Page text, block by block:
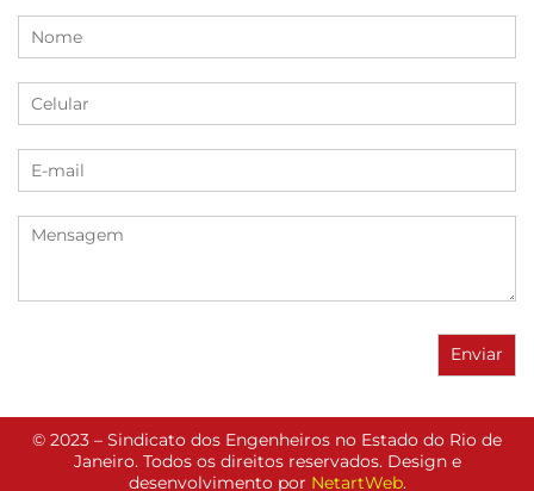
© 2023 – Sindicato dos Engenheiros no Estado do Rio de
Janeiro. Todos os direitos reservados. Design e
desenvolvimento por NetartWeb.